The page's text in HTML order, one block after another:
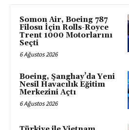
Somon Air, Boeing 787
Filosu İçin Rolls-Royce
Trent 1000 Motorlarını
Seçti
6 Ağustos 2026
Boeing, Şanghay’da Yeni
Nesil Havacılık Eğitim
Merkezini Açtı
6 Ağustos 2026